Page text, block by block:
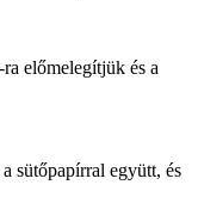
előmelegítjük és a
sütőpapírral együtt, és